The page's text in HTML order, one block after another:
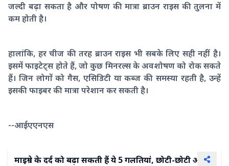
जल्दी बढ़ा सकता है और पोषण की मात्रा ब्राउन राइस की तुलना में
कम होती है।
हालांकि, हर चीज की तरह ब्राउन राइस भी सबके लिए सही नहीं है।
इसमें फाइटेट्स होते हैं, जो कुछ मिनरल्स के अवशोषण को रोक सकते
हैं। जिन लोगों को गैस, एसिडिटी या कब्ज की समस्या रहती है, उन्हें
इसकी फाइबर की मात्रा परेशान कर सकती है।
--आईएएनएस
माइग्रेन के दर्द को बढ़ा सकती हैं ये 5 गलतियां, छोटी-छोटी आदतों